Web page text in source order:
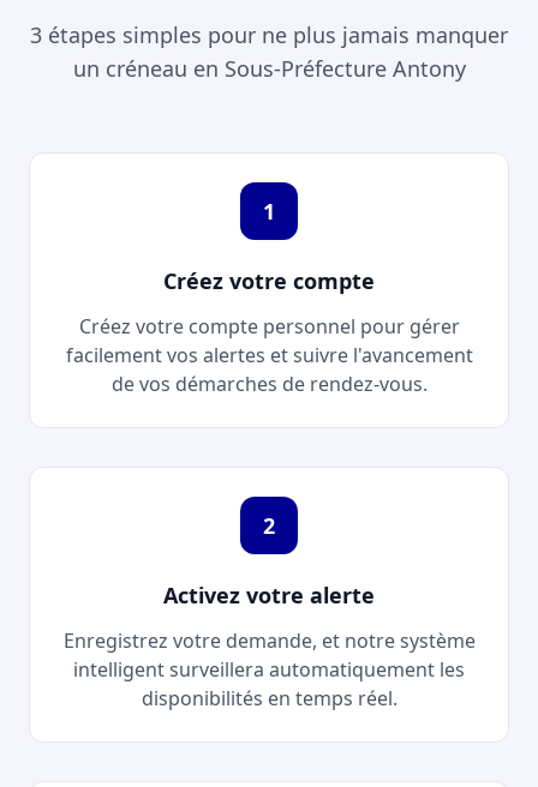
3 étapes simples pour ne plus jamais manquer
un créneau en Sous-Préfecture Antony
1
Créez votre compte
Créez votre compte personnel pour gérer
facilement vos alertes et suivre l'avancement
de vos démarches de rendez-vous.
2
Activez votre alerte
Enregistrez votre demande, et notre système
intelligent surveillera automatiquement les
disponibilités en temps réel.